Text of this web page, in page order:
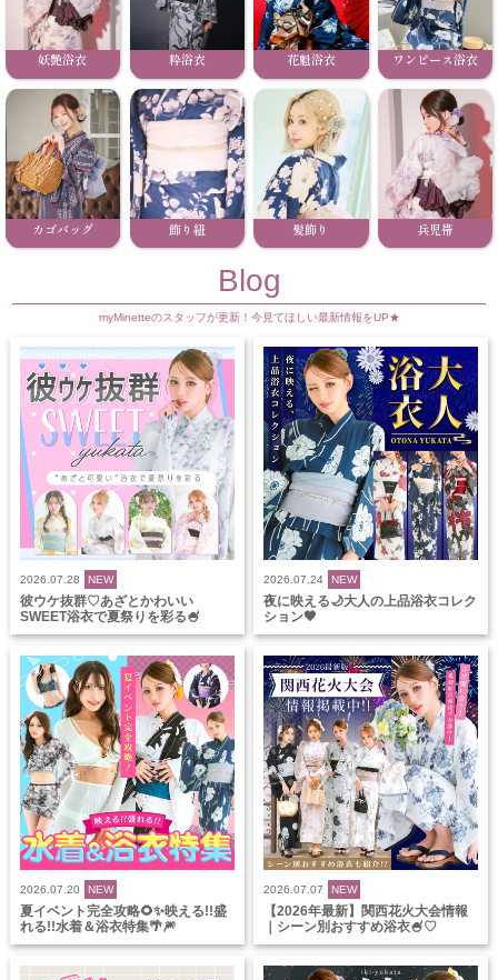
妖艶浴衣 粋浴衣 花魁浴衣 ワンピース浴衣
カゴバッグ 飾り紐 髪飾り 兵児帯
Blog
myMinetteのスタッフが更新！今見てほしい最新情報をUP★
2026.07.28 NEW
彼ウケ抜群♡あざとかわいい
SWEET浴衣で夏祭りを彩る🍧
2026.07.24 NEW
夜に映える🌙大人の上品浴衣コレク
ション🖤
2026.07.20 NEW
夏イベント完全攻略🌻✨映える!!盛
れる!!水着＆浴衣特集🌴🎆
2026.07.07 NEW
【2026年最新】関西花火大会情報
｜シーン別おすすめ浴衣🍧♡